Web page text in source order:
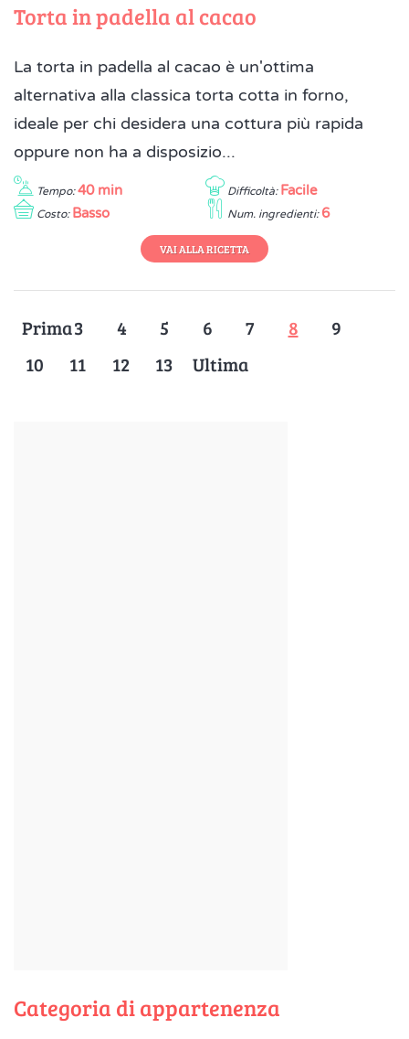
Torta in padella al cacao
La torta in padella al cacao è un'ottima
alternativa alla classica torta cotta in forno,
ideale per chi desidera una cottura più rapida
oppure non ha a disposizio...
Tempo: 40 min Difficoltà: Facile
Costo: Basso Num. ingredienti: 6
VAI ALLA RICETTA
Prima3 4 5 6 7 8
9
10
11 12 13 Ultima
Categoria di appartenenza